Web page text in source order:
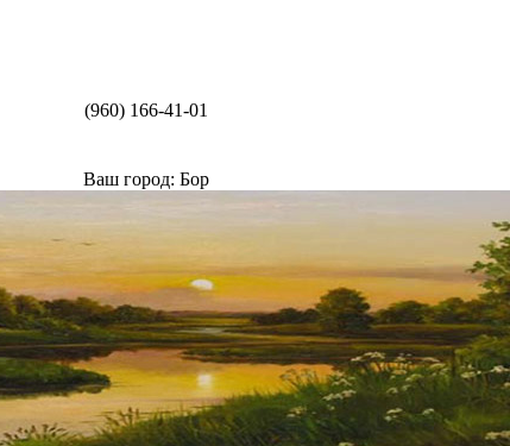
(960) 166-41-01
Ваш город: Бор